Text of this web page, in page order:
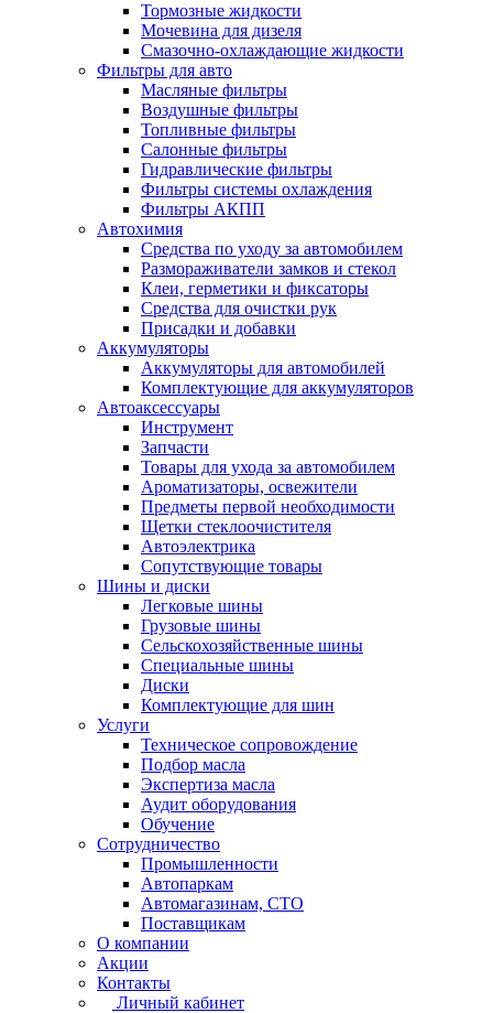
Тормозные жидкости
Мочевина для дизеля
Смазочно-охлаждающие жидкости
Фильтры для авто
Масляные фильтры
Воздушные фильтры
Топливные фильтры
Салонные фильтры
Гидравлические фильтры
Фильтры системы охлаждения
Фильтры АКПП
Автохимия
Средства по уходу за автомобилем
Размораживатели замков и стекол
Клеи, герметики и фиксаторы
Средства для очистки рук
Присадки и добавки
Аккумуляторы
Аккумуляторы для автомобилей
Комплектующие для аккумуляторов
Автоаксессуары
Инструмент
Запчасти
Товары для ухода за автомобилем
Ароматизаторы, освежители
Предметы первой необходимости
Щетки стеклоочистителя
Автоэлектрика
Сопутствующие товары
Шины и диски
Легковые шины
Грузовые шины
Сельскохозяйственные шины
Специальные шины
Диски
Комплектующие для шин
Услуги
Техническое сопровождение
Подбор масла
Экспертиза масла
Аудит оборудования
Обучение
Сотрудничество
Промышленности
Автопаркам
Автомагазинам, СТО
Поставщикам
О компании
Акции
Контакты
Личный кабинет